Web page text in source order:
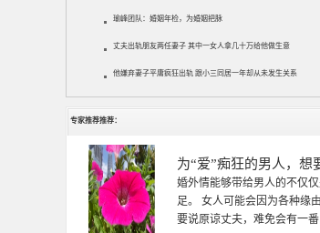
瑜峰团队：婚姻年检，为婚姻把脉
丈夫出轨朋友两任妻子 其中一女人拿几十万给他做生意
他嫌弃妻子平庸疯狂出轨 跟小三同居一年却从未发生关系
专家推荐推荐：
徐珞棋
徐珞棋，婚姻家庭咨询师，
多年，对婚姻情感分析、恋
千小时，积累了丰富的咨